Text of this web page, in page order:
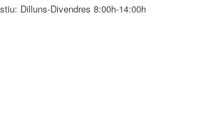
Dilluns-Divendres 8:00h-14:00h